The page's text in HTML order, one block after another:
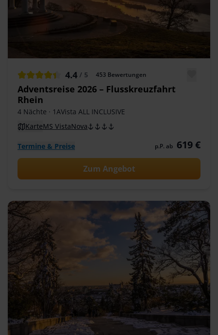
4.4 / 5 453 Bewertungen
Adventsreise 2026 – Flusskreuzfahrt
Rhein
4 Nächte · 1AVista ALL INCLUSIVE
KarteMS VistaNova
Termine & Preise p.P. ab 619 €
Zum Angebot